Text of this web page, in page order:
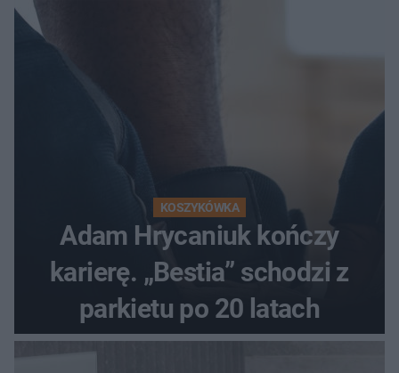
KOSZYKÓWKA
Adam Hrycaniuk kończy
karierę. „Bestia” schodzi z
parkietu po 20 latach